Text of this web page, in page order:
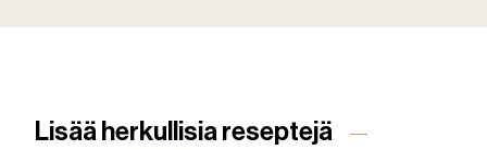
Lisää herkullisia reseptejä